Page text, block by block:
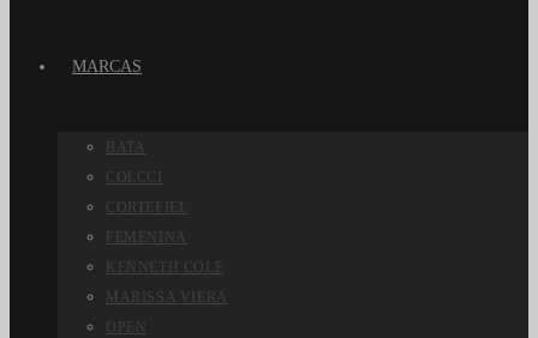
MARCAS
BATA
COLCCI
CORTEFIEL
FEMENINA
KENNETH COLE
MARISSA VIERA
OPEN